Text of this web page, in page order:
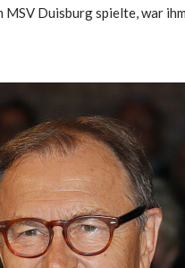
MSV Duisburg spielte, war